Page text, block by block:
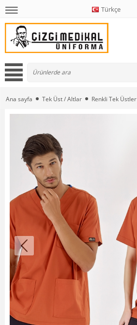
Türkçe
Ana sayfa Tek Üst / Altlar Renkli Tek Üstler